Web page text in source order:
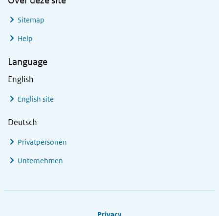
Sitemap
Help
Language
English
English site
Deutsch
Privatpersonen
Unternehmen